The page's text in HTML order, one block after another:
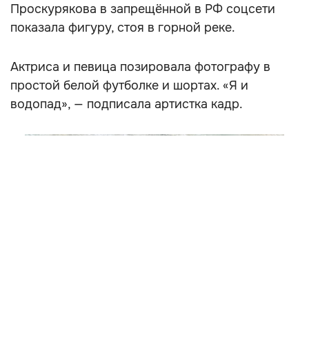
Проскурякова в запрещённой в РФ соцсети
показала фигуру, стоя в горной реке.
Актриса и певица позировала фотографу в
простой белой футболке и шортах. «Я и
водопад», — подписала артистка кадр.